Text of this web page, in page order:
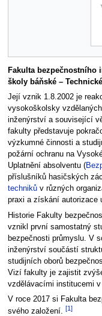
Fakulta bezpečnostního
školy báňské –
Její vznik 1.8.2002 je
vysokoškolsky
inženýrství a související
fakulty představuje
výzkumné činnosti a
požární ochranu na
Uplatnění absolventu (
příslušníků hasičských
technikův různých
praxi a získání autorizace
Historie Fakulty
vznikl první samostatný
bezpečnosti průmyslu. V
inženýrství součástí
studijních oborů
Vizí fakulty je zajistit
vzdělávacími institucemi v
V roce 2017 si Fakulta
svého založení. [1]